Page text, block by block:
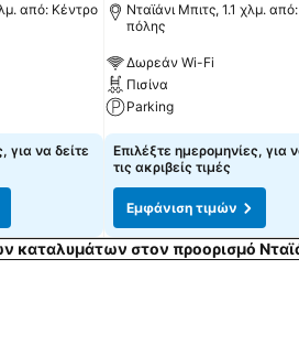
από: Κέντρο
για να δείτε
Νταϊάνι Μπιτς, 1.1 χλμ.
πόλης
Δωρεάν Wi-Fi
Πισίνα
Parking
Επιλέξτε ημερομηνίες, για
τις ακριβείς τιμές
Εμφάνιση τιμών
καταλυμάτων στον προορισμό